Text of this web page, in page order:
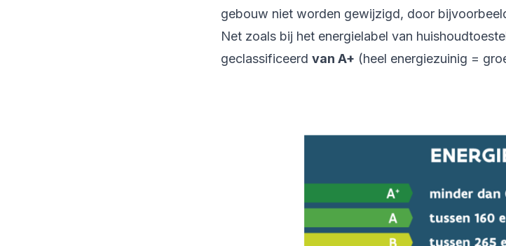
gebouw niet worden gewijzigd, door
Net zoals bij het energielabel van
geclassificeerd van A+ (heel energiezuinig =